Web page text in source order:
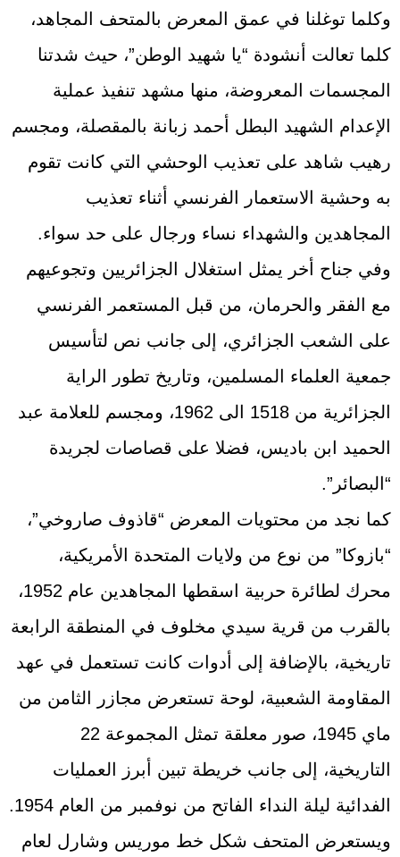
وكلما توغلنا في عمق المعرض بالمتحف المجاهد،
كلما تعالت أنشودة “يا شهيد الوطن”، حيث شدتنا
المجسمات المعروضة، منها مشهد تنفيذ عملية
الإعدام الشهيد البطل أحمد زبانة بالمقصلة، ومجسم
رهيب شاهد على تعذيب الوحشي التي كانت تقوم
به وحشية الاستعمار الفرنسي أثناء تعذيب
المجاهدين والشهداء نساء ورجال على حد سواء.
وفي جناح أخر يمثل استغلال الجزائريين وتجوعيهم
مع الفقر والحرمان، من قبل المستعمر الفرنسي
على الشعب الجزائري، إلى جانب نص لتأسيس
جمعية العلماء المسلمين، وتاريخ تطور الراية
الجزائرية من 1518 الى 1962، ومجسم للعلامة عبد
الحميد ابن باديس، فضلا على قصاصات لجريدة
“البصائر”.
كما نجد من محتويات المعرض “قاذوف صاروخي”،
“بازوكا” من نوع من ولايات المتحدة الأمريكية،
محرك لطائرة حربية اسقطها المجاهدين عام 1952،
بالقرب من قرية سيدي مخلوف في المنطقة الرابعة
تاريخية، بالإضافة إلى أدوات كانت تستعمل في عهد
المقاومة الشعبية، لوحة تستعرض مجازر الثامن من
ماي 1945، صور معلقة تمثل المجموعة 22
التاريخية، إلى جانب خريطة تبين أبرز العمليات
الفدائية ليلة النداء الفاتح من نوفمبر من العام 1954.
ويستعرض المتحف شكل خط موريس وشارل لعام